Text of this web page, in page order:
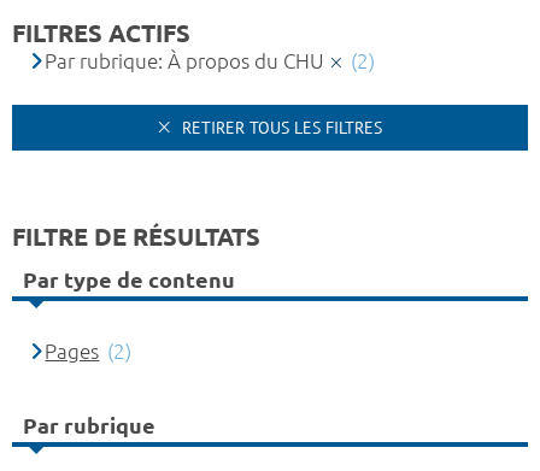
FILTRES ACTIFS
Par rubrique: À propos du CHU (2)
RETIRER TOUS LES FILTRES
FILTRE DE RÉSULTATS
Par type de contenu
Pages (2)
Par rubrique